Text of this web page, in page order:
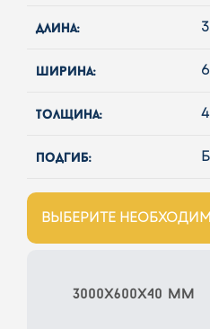
длина:
ширина:
толщина:
подгиб:
ВЫБЕРИТЕ
3000x600x40 мм